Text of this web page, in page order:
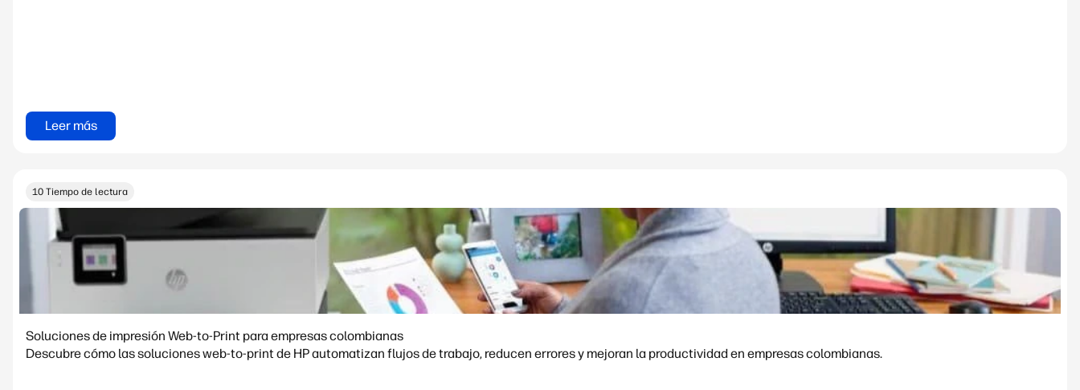
Leer más
10 Tiempo de lectura
Soluciones de impresión Web-to-Print para empresas colombianas
Descubre cómo las soluciones web-to-print de HP automatizan flujos de trabajo, reducen errores y mejoran la productividad en empresas colombianas.